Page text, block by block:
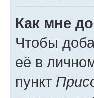
Как мне
Чтобы
её в
пункт